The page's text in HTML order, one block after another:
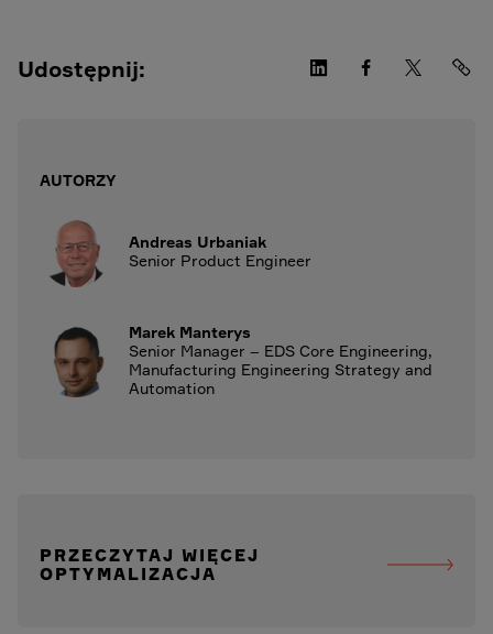
Udostępnij:
AUTORZY
Andreas Urbaniak
Senior Product Engineer
Marek Manterys
Senior Manager – EDS Core Engineering,
Manufacturing Engineering Strategy and
Automation
PRZECZYTAJ WIĘCEJ
OPTYMALIZACJA